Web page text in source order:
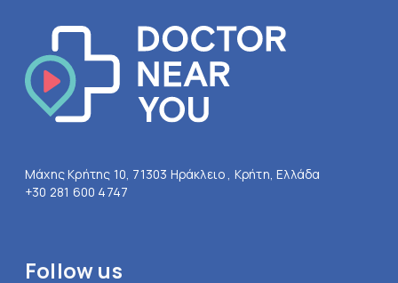
Μάχης Κρήτης 10, 71303 Ηράκλειο , Κρήτη, Ελλάδα
+30 281 600 4747
Follow us